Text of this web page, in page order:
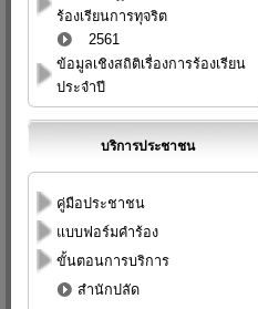
ร้องเรียนการทุจริต
2561
ข้อมูลเชิงสถิติเรื่องการร้องเรียน
ประจำปี
บริการประชาชน
คู่มือประชาชน
แบบฟอร์มคำร้อง
ขั้นตอนการบริการ
สำนักปลัด